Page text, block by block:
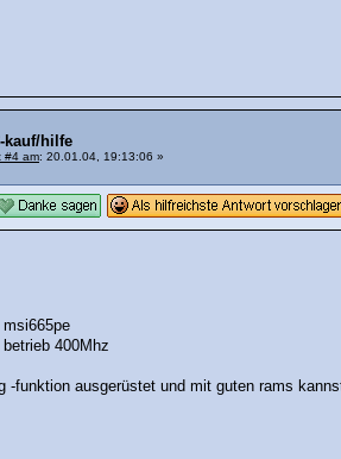
kauf/hilfe
#4 am: 20.01.04, 19:13:06 »
400Mhz
-funktion ausgerüstet und mit guten rams